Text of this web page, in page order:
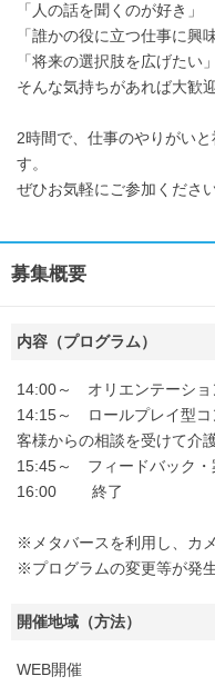
「人の話を聞くのが好き」
「誰かの役に立つ仕事に興
「将来の選択肢を広げたい」
そんな気持ちがあれば大歓迎
2時間で、仕事のやりがい
す。
ぜひお気軽にご参加ください
募集概要
内容（プログラム）
14:00～ オリエンテーショ
14:15～ ロールプレイ型コ
客様からの相談を受けて介
15:45～ フィードバック・
16:00 終了
※メタバースを利用し、カ
※プログラムの変更等が発
開催地域（方法）
WEB開催